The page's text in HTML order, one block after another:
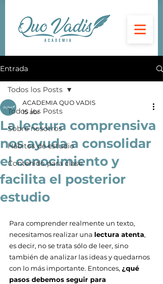
Entrada
Todos los Posts
Sobre nosotros
Hábitos de estudio
Contenido para clase
Todos los Posts
La lectura comprensiva
nos ayuda a consolidar
el conocimiento y
facilita el posterior
estudio
ACADEMIA QUO VADIS
15 abr
Para comprender realmente un texto,
necesitamos realizar una lectura atenta,
es decir, no se trata sólo de leer, sino
también de analizar las ideas y quedarnos
con lo más importante. Entonces, ¿qué
pasos debemos seguir para